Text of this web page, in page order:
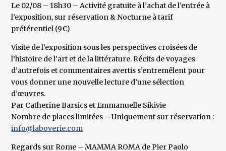
Le 02/08 – 18h30 – Activité gratuite à l’achat de l’entrée à
l’exposition, sur réservation & Nocturne à tarif
préférentiel (9€)
Visite de l’exposition sous les perspectives croisées de
l’histoire de l’art et de la littérature. Récits de voyages
d’autrefois et commentaires avertis s’entremêlent pour
vous donner une nouvelle lecture d’une sélection
d’œuvres.
Par Catherine Barsics et Emmanuelle Sikivie
Nombre de places limitées – Uniquement sur réservation :
info@laboverie.com
Regards sur Rome – MAMMA ROMA de Pier Paolo